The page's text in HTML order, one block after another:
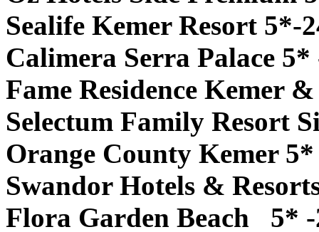
Sealife Kemer Resort 5*-
Calimera Serra Palace 5*
Fame Residence Kemer
Selectum Family Resort
Orange County Kemer 5*
Swandor Hotels &
Flora Garden Beach 5* -